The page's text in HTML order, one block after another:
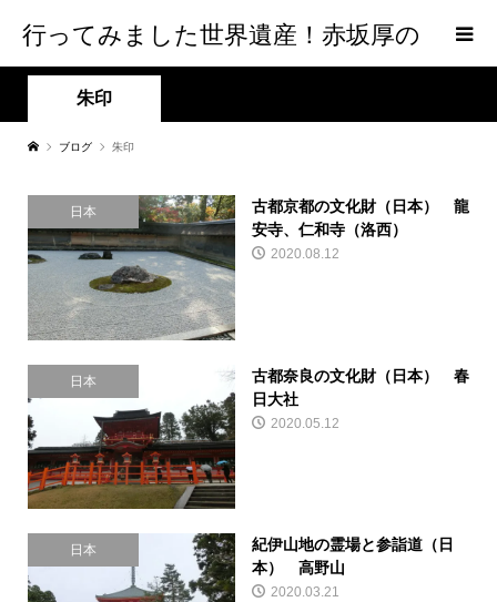
行ってみました世界遺産！赤坂厚の
world Heritage
朱印
ブログ 朱印
日本
古都京都の文化財（日本） 龍
安寺、仁和寺（洛西）
2020.08.12
日本
古都奈良の文化財（日本） 春
日大社
2020.05.12
日本
紀伊山地の霊場と参詣道（日
本） 高野山
2020.03.21